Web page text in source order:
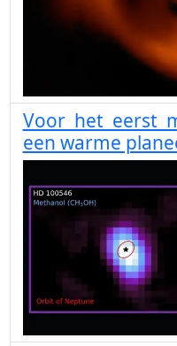
Voor het eerst
een warme